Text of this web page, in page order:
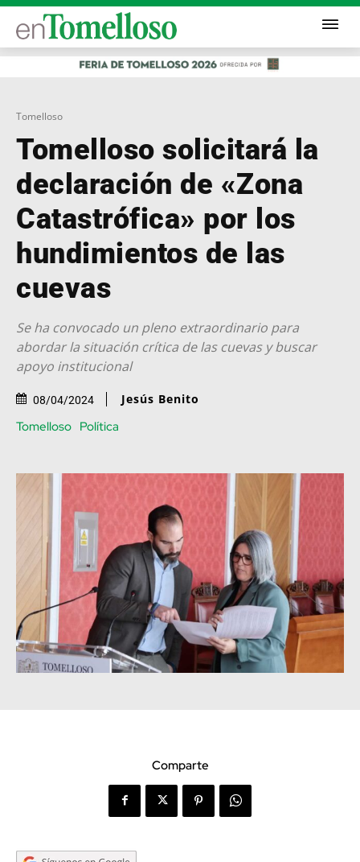
Tomelloso
Tomelloso solicitará la
declaración de «Zona
Catastrófica» por los
hundimientos de las
cuevas
Se ha convocado un pleno extraordinario para
abordar la situación crítica de las cuevas y buscar
apoyo institucional
08/04/2024 Jesús Benito
Tomelloso Política
Comparte